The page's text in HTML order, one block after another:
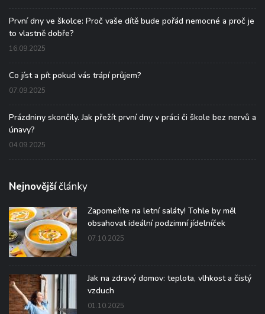
První dny ve školce: Proč vaše dítě bude pořád nemocné a proč je
to vlastně dobře?
16.09.2025
Co jíst a pít pokud vás trápí průjem?
07.09.2025
Prázdniny skončily. Jak přežít první dny v práci či škole bez nervů a
únavy?
04.09.2025
Nejnovějšíčlánky
Zapomeňte na letní saláty! Tohle by měl
obsahovat ideální podzimní jídelníček
07.10.2025
Jak na zdravý domov: teplota, vlhkost a čistý
vzduch
01.10.2025